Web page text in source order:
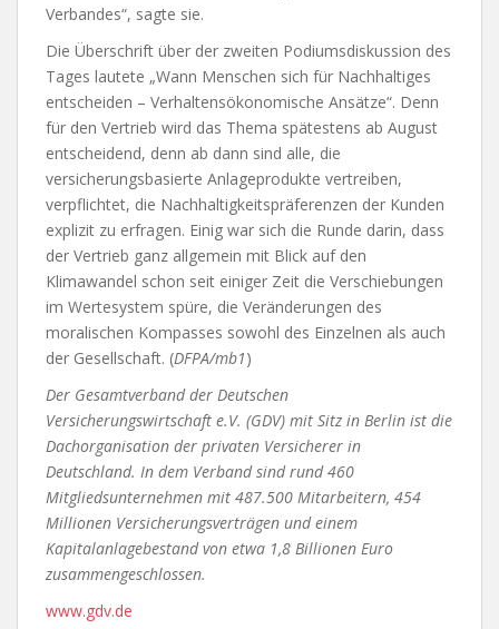
Verbandes“, sagte sie.
Die Überschrift über der zweiten Podiumsdiskussion des
Tages lautete „Wann Menschen sich für Nachhaltiges
entscheiden – Verhaltensökonomische Ansätze“. Denn
für den Vertrieb wird das Thema spätestens ab August
entscheidend, denn ab dann sind alle, die
versicherungsbasierte Anlageprodukte vertreiben,
verpflichtet, die Nachhaltigkeitspräferenzen der Kunden
explizit zu erfragen. Einig war sich die Runde darin, dass
der Vertrieb ganz allgemein mit Blick auf den
Klimawandel schon seit einiger Zeit die Verschiebungen
im Wertesystem spüre, die Veränderungen des
moralischen Kompasses sowohl des Einzelnen als auch
der Gesellschaft. (DFPA/mb1)
Der Gesamtverband der Deutschen
Versicherungswirtschaft e.V. (GDV) mit Sitz in Berlin ist die
Dachorganisation der privaten Versicherer in
Deutschland. In dem Verband sind rund 460
Mitgliedsunternehmen mit 487.500 Mitarbeitern, 454
Millionen Versicherungsverträgen und einem
Kapitalanlagebestand von etwa 1,8 Billionen Euro
zusammengeschlossen.
www.gdv.de